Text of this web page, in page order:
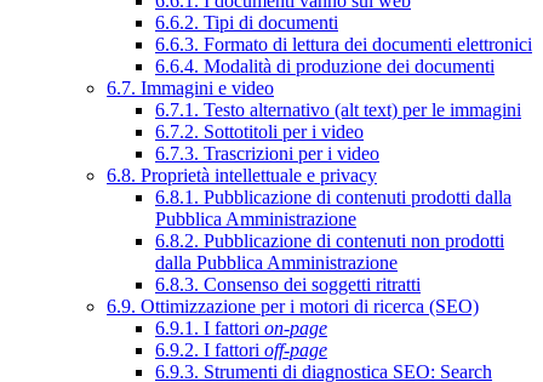
6.6.2. Tipi di documenti
6.6.3. Formato di lettura dei documenti elettronici
6.6.4. Modalità di produzione dei documenti
6.7. Immagini e video
6.7.1. Testo alternativo (alt text) per le immagini
6.7.2. Sottotitoli per i video
6.7.3. Trascrizioni per i video
6.8. Proprietà intellettuale e privacy
6.8.1. Pubblicazione di contenuti prodotti dalla
Pubblica Amministrazione
6.8.2. Pubblicazione di contenuti non prodotti
dalla Pubblica Amministrazione
6.8.3. Consenso dei soggetti ritratti
6.9. Ottimizzazione per i motori di ricerca (SEO)
6.9.1. I fattori on-page
6.9.2. I fattori off-page
6.9.3. Strumenti di diagnostica SEO: Search